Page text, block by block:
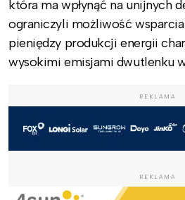
która ma wpłynąć na unijnych
ograniczyli możliwość
pieniędzy produkcji energii
wysokimi emisjami dwutlenku
REKLAMA
REKLAMA